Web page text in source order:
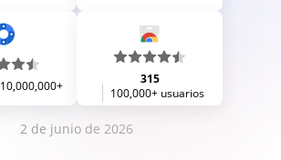
10,000,000+
315
100,000+ usuarios
2 de junio de 2026